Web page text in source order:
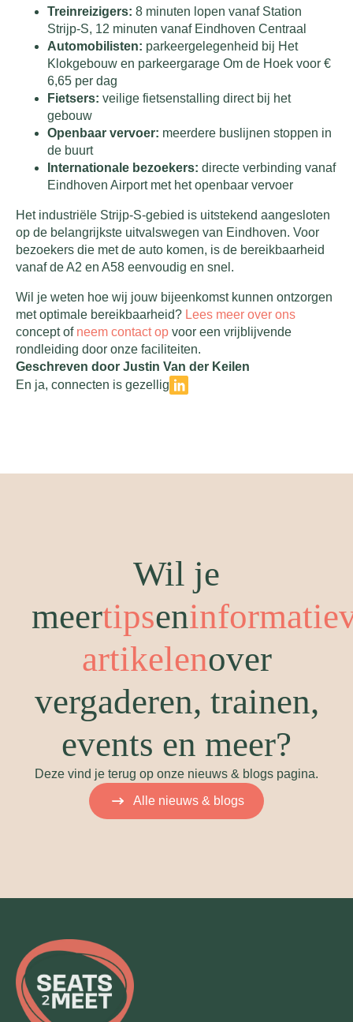
Treinreizigers: 8 minuten lopen vanaf Station
Strijp-S, 12 minuten vanaf Eindhoven Centraal
Automobilisten: parkeergelegenheid bij Het
Klokgebouw en parkeergarage Om de Hoek voor €
6,65 per dag
Fietsers: veilige fietsenstalling direct bij het
gebouw
Openbaar vervoer: meerdere buslijnen stoppen in
de buurt
Internationale bezoekers: directe verbinding vanaf
Eindhoven Airport met het openbaar vervoer
Het industriële Strijp-S-gebied is uitstekend aangesloten
op de belangrijkste uitvalswegen van Eindhoven. Voor
bezoekers die met de auto komen, is de bereikbaarheid
vanaf de A2 en A58 eenvoudig en snel.
Wil je weten hoe wij jouw bijeenkomst kunnen ontzorgen
met optimale bereikbaarheid? Lees meer over ons
concept of neem contact op voor een vrijblijvende
rondleiding door onze faciliteiten.
Geschreven door Justin Van der Keilen
En ja, connecten is gezellig
Wil je
meertipsen
artikelenover
vergaderen, trainen,
events en meer?
Deze vind je terug op onze nieuws & blogs pagina.
Alle nieuws & blogs